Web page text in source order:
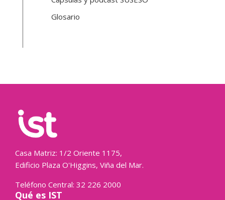
Glosario
Casa Matriz: 1/2 Oriente 1175,
Edificio Plaza O'Higgins, Viña del Mar.
Teléfono Central: 32 226 2000
Qué es IST